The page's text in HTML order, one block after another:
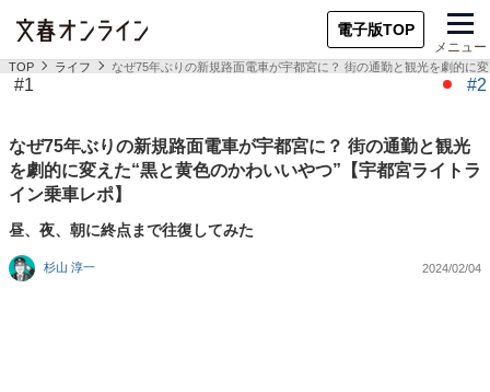
電子版TOP
メニュー
TOP ライフ なぜ75年ぶりの新規路面電車が宇都宮に？ 街の通勤と観光を劇的に
#1 #2
なぜ75年ぶりの新規路面電車が宇都宮に？ 街の通勤と観光
を劇的に変えた“黒と黄色のかわいいやつ”【宇都宮ライトラ
イン乗車レポ】
昼、夜、朝に終点まで往復してみた
杉山 淳一 2024/02/04